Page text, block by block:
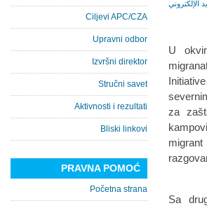
U
za
Sa
Ciljevi APC/CZA
Upravni odbor
Izvršni direktor
Stručni savet
Aktivnosti i rezultati
Bliski linkovi
PRAVNA POMOĆ
Početna strana